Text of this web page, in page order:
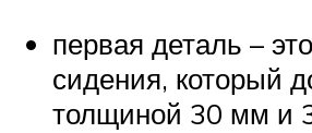
первая деталь –
сидения, который
толщиной 30 мм и